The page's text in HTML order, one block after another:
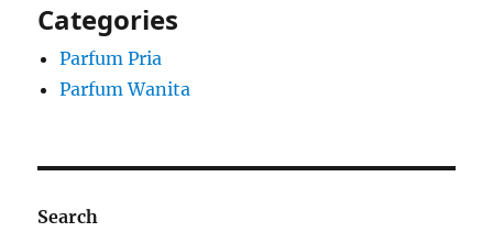
Categories
Parfum Pria
Parfum Wanita
Search